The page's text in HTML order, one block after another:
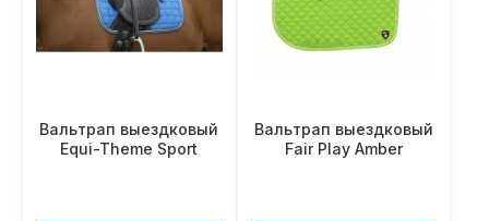
Вальтрап выездковый
Equi-Theme Sport
Вальтрап выездковый
Fair Play Amber